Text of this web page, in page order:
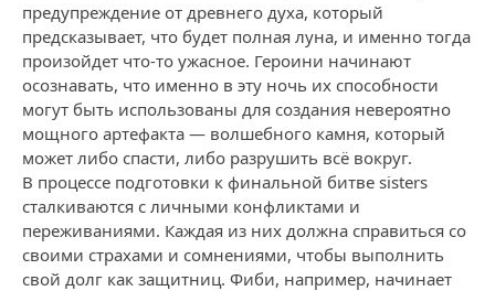
предупреждение от древнего духа, который
предсказывает, что будет полная луна, и именно тогда
произойдет что-то ужасное. Героини начинают
осознавать, что именно в эту ночь их способности
могут быть использованы для создания невероятно
мощного артефакта — волшебного камня, который
может либо спасти, либо разрушить всё вокруг.
В процессе подготовки к финальной битве sisters
сталкиваются с личными конфликтами и
переживаниями. Каждая из них должна справиться со
своими страхами и сомнениями, чтобы выполнить
свой долг как защитниц. Фиби, например, начинает